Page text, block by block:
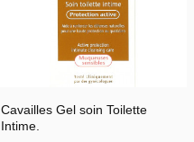
Cavailles Gel soin Toilette
Intime.